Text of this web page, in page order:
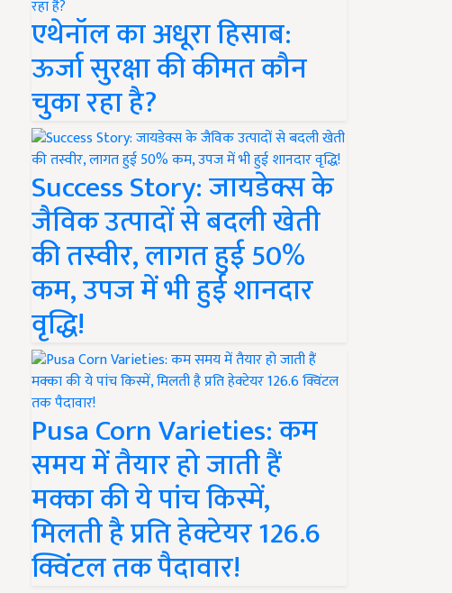
एथेनॉल का अधूरा हिसाब:
ऊर्जा सुरक्षा की कीमत कौन
चुका रहा है?
Success Story: जायडेक्स के
जैविक उत्पादों से बदली खेती
की तस्वीर, लागत हुई 50%
कम, उपज में भी हुई शानदार
वृद्धि!
Pusa Corn Varieties: कम
समय में तैयार हो जाती हैं
मक्का की ये पांच किस्में,
मिलती है प्रति हेक्टेयर 126.6
क्विंटल तक पैदावार!